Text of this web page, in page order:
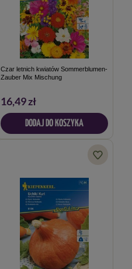
Czar letnich kwiatów Sommerblumen-
Zauber Mix Mischung
16,49 zł
DODAJ DO KOSZYKA